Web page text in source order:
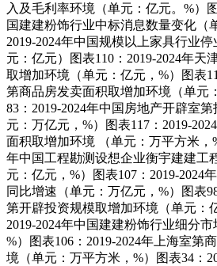
入及毛利率环境（单元：亿元。%）
国建建粉饰行业中标消息数量变化（
2019-2024年中国规模以上家具行业
元：亿元）图表110：2019-2024年天
取增加环境（单元：亿元，%）图表
第商品房发卖面积取增加环境（单元
83：2019-2024年中国房地产开辟室
元：万亿元，%）图表117：2019-
面积取增加环境 （单元：万平方米，
年中国工程勘测设想企业衡宇建建工
元：亿元，%）图表107：2019-2024
同比增速（单元：万亿元，%）图表
第开辟投资规模取增加环境（单元：
2019-2024年中国建建粉饰行业细分市
%）图表106：2019-2024年上海室第
境（单元：万平方米，%）图表34：